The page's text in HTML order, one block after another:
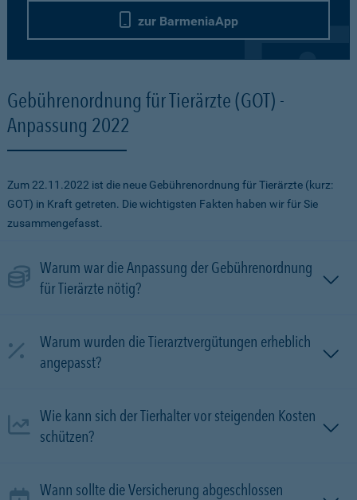
zur BarmeniaApp
Gebührenordnung für Tierärzte (GOT) -
Anpassung 2022
Zum 22.11.2022 ist die neue Gebührenordnung für Tierärzte (kurz:
GOT) in Kraft getreten. Die wichtigsten Fakten haben wir für Sie
zusammengefasst.
Warum war die Anpassung der Gebührenordnung
für Tierärzte nötig?
Warum wurden die Tierarztvergütungen erheblich
angepasst?
Wie kann sich der Tierhalter vor steigenden Kosten
schützen?
Wann sollte die Versicherung abgeschlossen